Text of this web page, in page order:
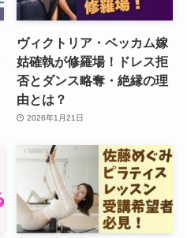
ヴィクトリア・ベッカム嫁
姑確執が修羅場！ドレス拒
否とダンス略奪・絶縁の理
由とは？
2026年1月21日